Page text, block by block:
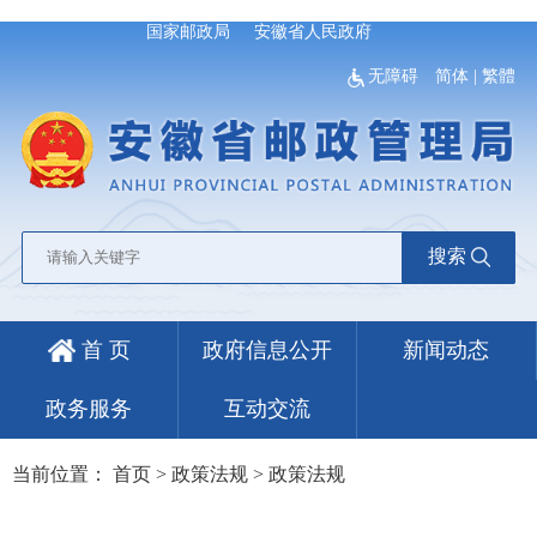
国家邮政局 安徽省人民政府
无障碍 简体 |繁體
搜索
首 页 政府信息公开 新闻动态
政务服务 互动交流
当前位置： 首页 > 政策法规 > 政策法规